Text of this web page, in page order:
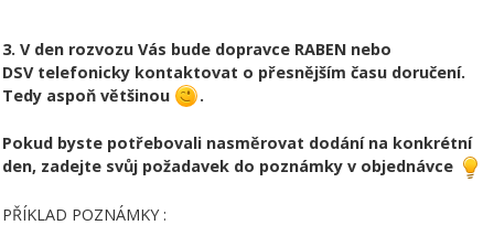
3. V den rozvozu Vás bude dopravce RABEN nebo
DSV telefonicky kontaktovat o přesnějším času doručení.
Tedy aspoň většinou
.
Pokud byste potřebovali nasměrovat dodání na konkrétní
den, zadejte svůj požadavek do poznámky v objednávce
PŘÍKLAD POZNÁMKY :